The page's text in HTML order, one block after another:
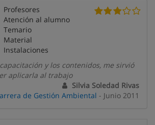
Profesores
Atención al alumno
Temario
Material
Instalaciones
y los contenidos, me sirvió
aplicarla al trabajo
Silvia Soledad Rivas
de Gestión Ambiental - Junio 2011